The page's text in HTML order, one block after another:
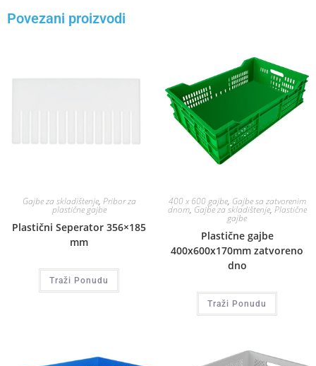
Povezani proizvodi
Gajbe za skladištenje, Pribor za
plastične gajbe
Plastični Seperator 356×185
mm
Traži Ponudu
400 x 600 gajbe, Gajbe sa zatvorenim
dnom, Gajbe za skladištenje, Plastične
gajbe
Plastične gajbe
400x600x170mm zatvoreno
dno
Traži Ponudu